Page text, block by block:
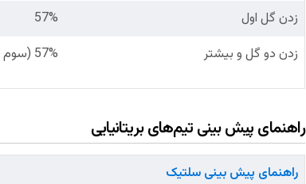
زدن گل اول
57%
زدن دو گل و بیشتر
57% (سوم در لیگ)
راهنمای پیش بینی تیم‌های بریتانیایی
راهنمای پیش بینی سلتیک